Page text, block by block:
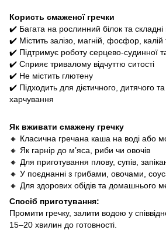
Користь смаженої гречки
✔️ Багата на рослинний білок та складні
✔️ Містить залізо, магній, фосфор, калій
✔️ Підтримує роботу серцево-судинної
✔️ Сприяє тривалому відчуттю ситості
✔️ Не містить глютену
✔️ Підходить для дієтичного, дитячого
харчування
Як вживати смажену гречку
🔸 Класична гречана каша на воді або
🔸 Як гарнір до м’яса, риби чи овочів
🔸 Для приготування плову, супів,
🔸 У поєднанні з грибами, овочами,
🔸 Для здорових обідів та домашнього
Спосіб приготування:
Промити гречку, залити водою у
15–20 хвилин до готовності.